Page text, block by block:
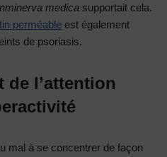
medica supportait cela.
perméable est également
de psoriasis.
l’attention
mal à se concentrer de façon